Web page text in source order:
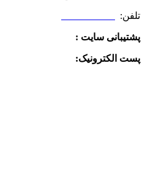
تلفن:
پشتیبانی سایت :
پست الکترونیک: